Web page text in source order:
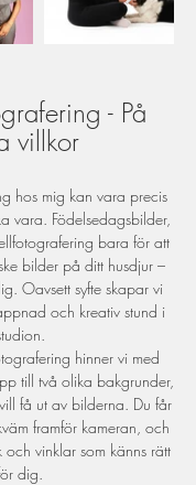
- På
villkor
hos mig kan vara precis
vara. Födelsedagsbilder,
bara för att
bilder på ditt husdjur –
Oavsett syfte skapar vi
och kreativ stund i
hinner vi med
till två olika bakgrunder,
få ut av bilderna. Du får
framför kameran, och
vinklar som känns rätt
dig.